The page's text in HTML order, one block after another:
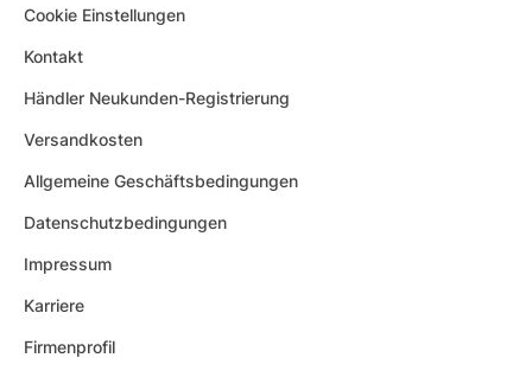
Cookie Einstellungen
Kontakt
Händler Neukunden-Registrierung
Versandkosten
Allgemeine Geschäftsbedingungen
Datenschutzbedingungen
Impressum
Karriere
Firmenprofil